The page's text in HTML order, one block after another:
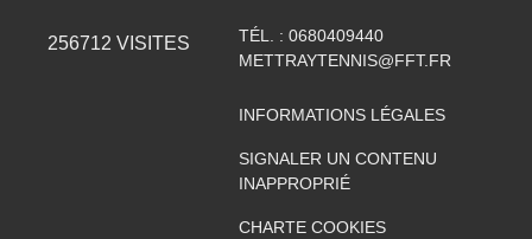
256712 VISITES TÉL. : 0680409440
METTRAYTENNIS@FFT.FR
INFORMATIONS LÉGALES
SIGNALER UN CONTENU
INAPPROPRIÉ
CHARTE COOKIES